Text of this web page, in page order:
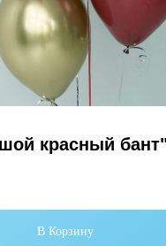
красный
В Корзину